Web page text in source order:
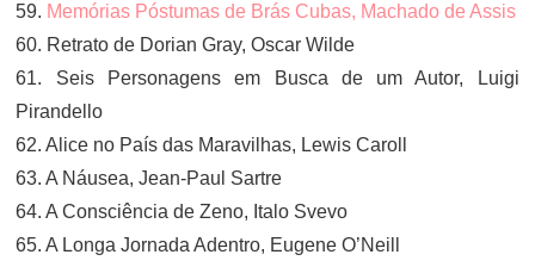
59. Memórias Póstumas de Brás Cubas, Machado de Assis
60. Retrato de Dorian Gray, Oscar Wilde
61. Seis Personagens em Busca de um Autor, Luigi
Pirandello
62. Alice no País das Maravilhas, Lewis Caroll
63. A Náusea, Jean-Paul Sartre
64. A Consciência de Zeno, Italo Svevo
65. A Longa Jornada Adentro, Eugene O’Neill